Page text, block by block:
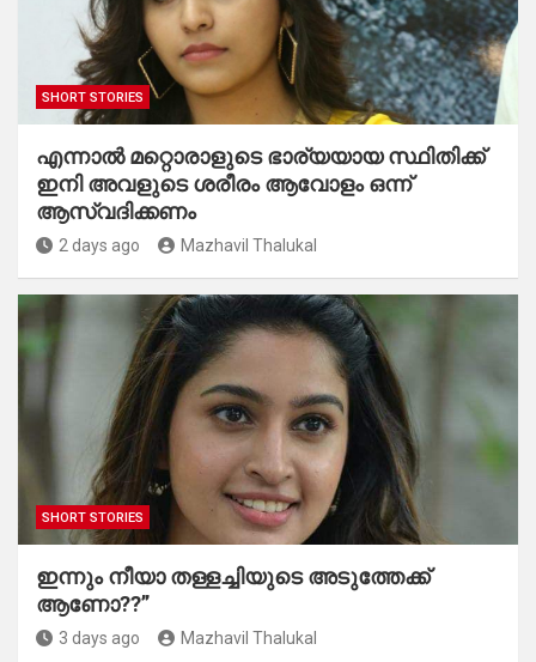
SHORT STORIES
എന്നാൽ മറ്റൊരാളുടെ ഭാര്യയായ സ്ഥിതിക്ക്
ഇനി അവളുടെ ശരീരം ആവോളം ഒന്ന്
ആസ്വദിക്കണം
2 days ago Mazhavil Thalukal
SHORT STORIES
ഇന്നും നീയാ തള്ളച്ചിയുടെ അടുത്തേക്ക്
ആണോ??”
3 days ago Mazhavil Thalukal